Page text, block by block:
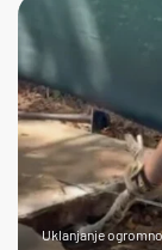
Uklanjanje